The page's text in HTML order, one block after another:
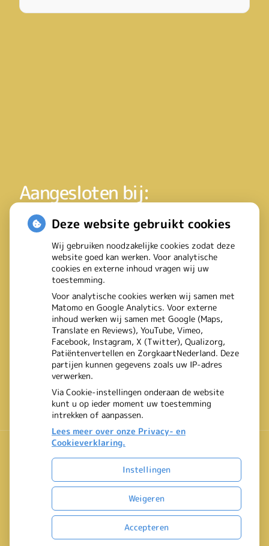
Aangesloten bij:
Uw Zorg Online|Beheer
Bezoek
onze
facebook
pagina
Privacy verklaring Cookie-instellingen Voorwaarden
Deze website gebruikt cookies
Wij gebruiken noodzakelijke cookies zodat deze
website goed kan werken. Voor analytische
cookies en externe inhoud vragen wij uw
toestemming.
Voor analytische cookies werken wij samen met
Matomo en Google Analytics. Voor externe
inhoud werken wij samen met Google (Maps,
Translate en Reviews), YouTube, Vimeo,
Facebook, Instagram, X (Twitter), Qualizorg,
Patiëntenvertellen en ZorgkaartNederland. Deze
partijen kunnen gegevens zoals uw IP-adres
verwerken.
Via Cookie-instellingen onderaan de website
kunt u op ieder moment uw toestemming
intrekken of aanpassen.
Lees meer over onze Privacy- en
Cookieverklaring.
Instellingen
Weigeren
Accepteren